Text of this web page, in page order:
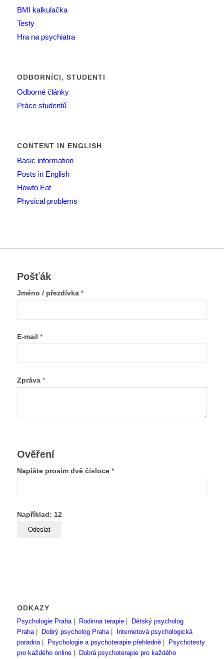
BMI kalkulačka
Testy
Hra na psychiatra
ODBORNÍCI, STUDENTI
Odborné články
Práce studentů
CONTENT IN ENGLISH
Basic information
Posts in English
Howto Eat
Physical problems
Pošťák
Jméno / přezdívka *
E-mail *
Zpráva *
Ověření
Napište prosím dvě čísloce *
Například: 12
ODKAZY
Psychologie Praha| Rodinná terapie|
Dětský psycholog
Praha| Dobrý psycholog Praha|
Internetová psychologická
poradna| Psychologie a psychoterapie přehledně|
Psychotesty
pro každého online|
Dobrá psychoterapie pro každého